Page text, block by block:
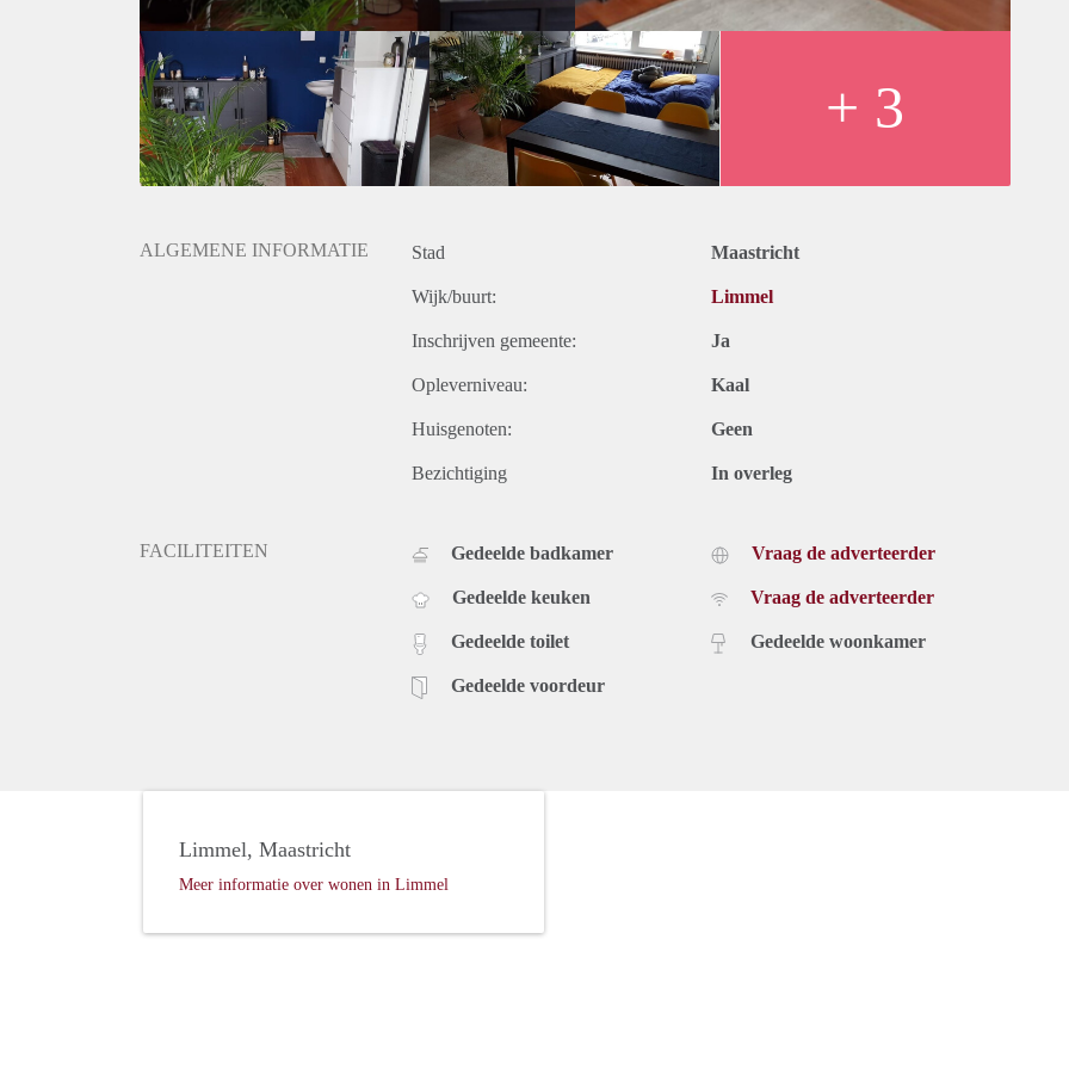
+ 3
ALGEMENE INFORMATIE Stad Maastricht
Wijk/buurt: Limmel
Inschrijven gemeente: Ja
Opleverniveau: Kaal
Huisgenoten: Geen
Bezichtiging In overleg
FACILITEITEN Gedeelde badkamer
Gedeelde keuken
Gedeelde toilet
Gedeelde voordeur
Vraag de adverteerder
Vraag de adverteerder
Gedeelde woonkamer
Limmel, Maastricht
Meer informatie over wonen in Limmel